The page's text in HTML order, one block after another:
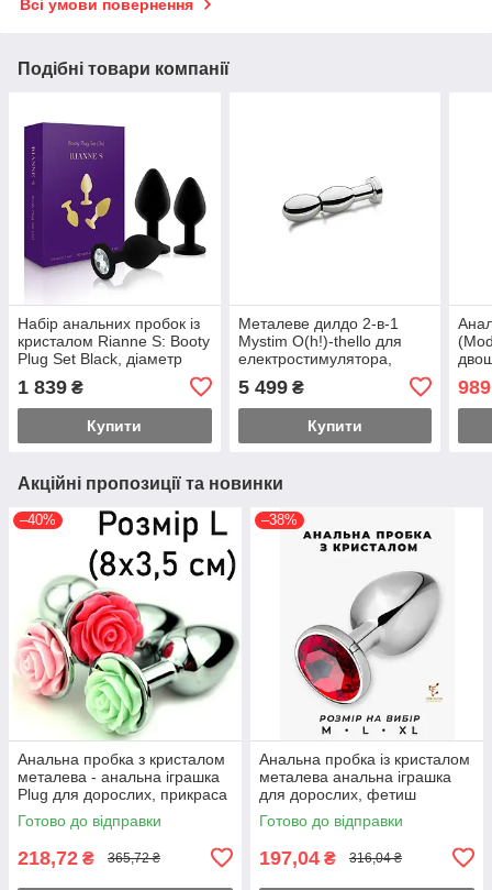
Всі умови повернення
Подібні товари компанії
Набір анальних пробок із
кристалом Rianne S: Booty
Plug Set Black, діаметр
Feromon
1 839 ₴
Купити
Металеве дилдо 2-в-1
Mystim O(h!)-thello для
електростимулятора,
пробка Feromon
5 499₴
Купити
Акційні пропозиції та новинки
–40%
Анальна пробка з кристалом
металева - анальна іграшка
Plug для дорослих, прикраса
фетиш для анальних ігор,
розмір L (8х3,5 см)
Готово до відправки
218,72 ₴ 365,72 ₴
–38%
Анальна пробка із кристалом
металева анальна іграшка
для дорослих, фетиш
прикраса для анальних ігор
(3 розміри на вибір)
Готово до відправки
197,04 ₴ 316,04 ₴